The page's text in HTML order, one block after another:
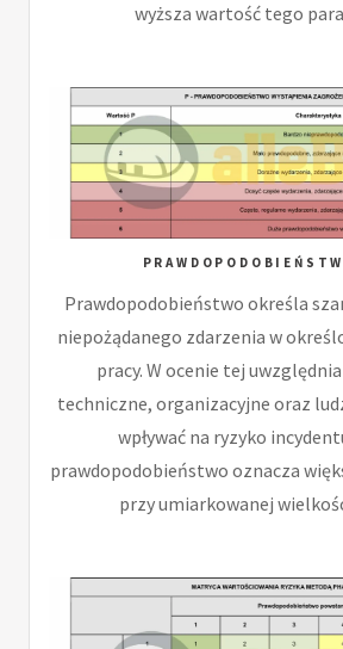
wyższa wartość tego
Prawdopodobieństwo określa
niepożądanego zdarzenia w
pracy. W ocenie tej
techniczne, organizacyjne oraz
wpływać na ryzyko
prawdopodobieństwo oznacza
przy umiarkowanej